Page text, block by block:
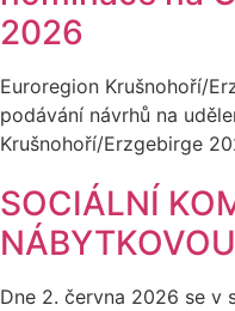
2026
Euroregion Krušnohoří/
podávání návrhů na
Krušnohoří/Erzgebirge
SOCIÁLNÍ
Dne 2. června 2026 se v